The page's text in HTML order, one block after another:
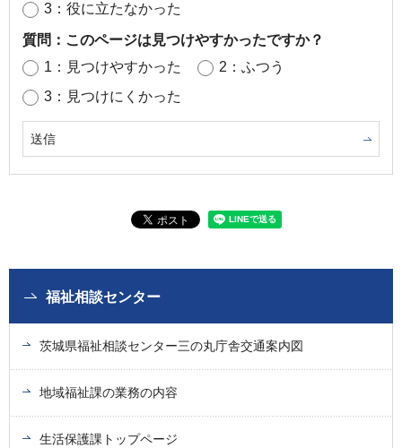
3：役に立たなかった
質問：このページは見つけやすかったですか？
1：見つけやすかった
2：ふつう
3：見つけにくかった
福祉相談センター
茨城県福祉相談センター三の丸庁舎交通案内図
地域福祉課の業務の内容
生活保護課トップページ